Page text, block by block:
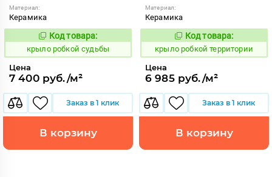
Материал:
Керамика
837974
Код товара:
крыло робкой судьбы
Цена
7 400 руб./м²
Заказ в 1 клик
В корзину
Материал:
Керамика
837979
Код товара:
крыло робкой территории
Цена
6 985 руб./м²
Заказ в 1 клик
В корзину